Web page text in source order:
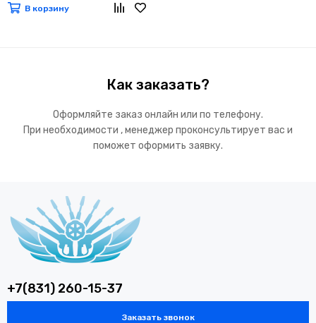
В корзину
Как заказать?
Оформляйте заказ онлайн или по телефону.
При необходимости , менеджер проконсультирует вас и
поможет оформить заявку.
+7(831) 260-15-37
Заказать звонок